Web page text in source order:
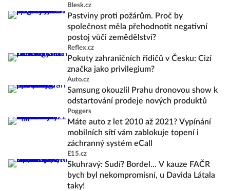
Blesk.cz
Pastviny proti požárům. Proč by
společnost měla přehodnotit negativní
postoj vůči zemědělství?
Reflex.cz
Pokuty zahraničních řidičů v Česku: Cizí
značka jako privilegium?
Auto.cz
Samsung okouzlil Prahu dronovou show k
odstartování prodeje nových produktů
Poggers
Máte auto z let 2010 až 2021? Vypínání
mobilních sítí vám zablokuje topení i
záchranný systém eCall
E15.cz
Skuhravý: Sudí? Bordel... V kauze FAČR
bych byl nekompromisní, u Davida Látala
taky!